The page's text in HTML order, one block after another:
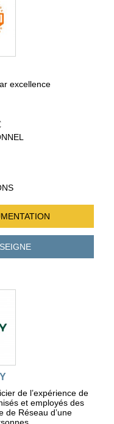
excellence
de l’expérience de
et employés des
de Réseau d’une